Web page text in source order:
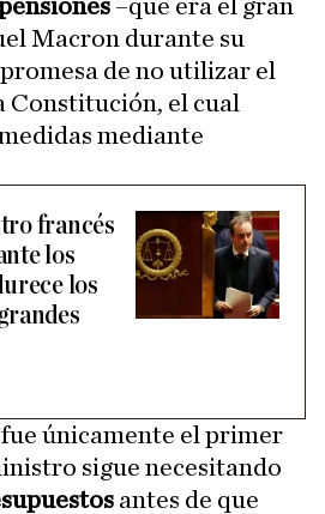
–que era el gran
Macron durante su
de no utilizar el
Constitución, el cual
mediante
francés
los
los
fue únicamente el primer
sigue necesitando
antes de que